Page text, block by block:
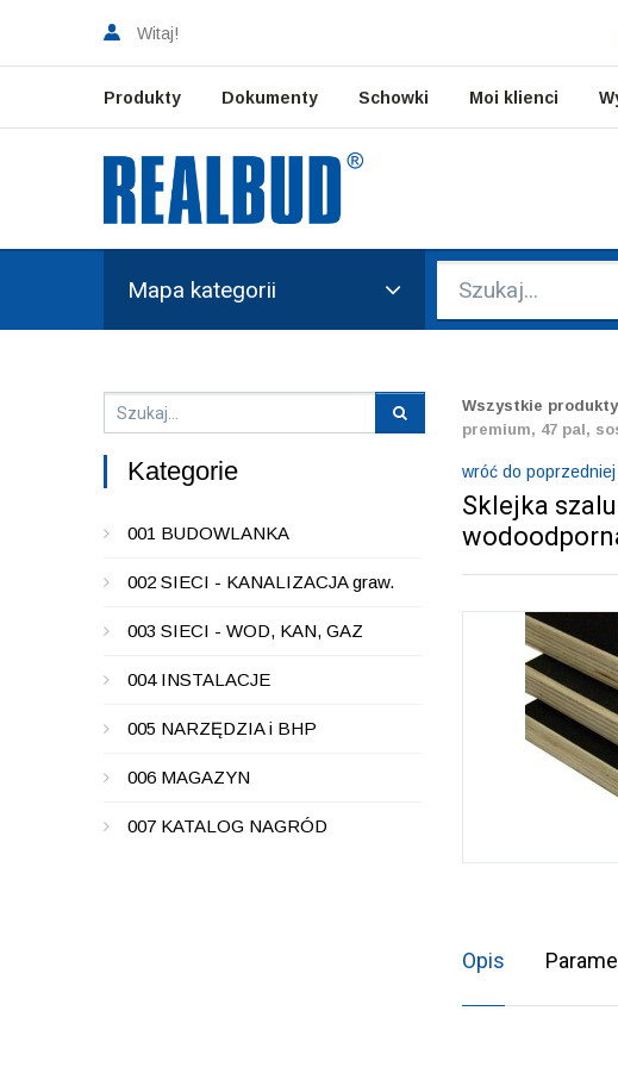
Witaj!
Produkty Dokumenty Schowki Moi klienci
Mapa kategorii
Kategorie
001 BUDOWLANKA
002 SIECI - KANALIZACJA graw.
003 SIECI - WOD, KAN, GAZ
004 INSTALACJE
005 NARZĘDZIA i BHP
006 MAGAZYN
007 KATALOG NAGRÓD
Wszystkie produkty
premium, 47 pal,
wróć do
Sklejka
Opis